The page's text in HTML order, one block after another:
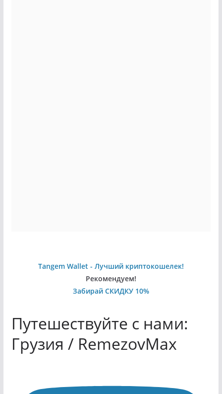
Tangem Wallet - Лучший криптокошелек!
Рекомендуем!
Забирай СКИДКУ 10%
Путешествуйте с нами:
Грузия / RemezovMax